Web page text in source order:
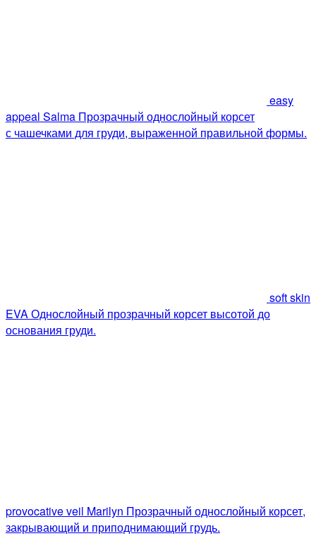
easy
appeal Salma Прозрачный однослойный корсет
с чашечками для груди, выраженной правильной формы.
soft skin
EVA Однослойный прозрачный корсет высотой до
основания груди.
provocative veil Marilyn Прозрачный однослойный корсет,
закрывающий и приподнимающий грудь.